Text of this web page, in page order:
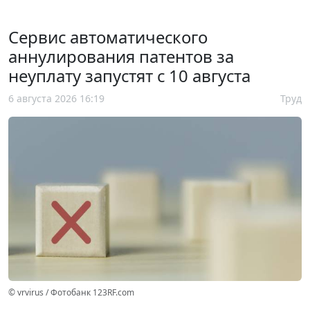
Сервис автоматического
аннулирования патентов за
неуплату запустят с 10 августа
6 августа 2026 16:19 Труд
© vrvirus / Фотобанк 123RF.com